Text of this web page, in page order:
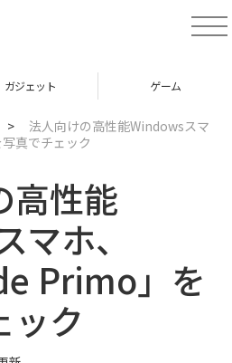
t
o
ガジェット ゲーム
>
法人向けの高性能Windowsスマ
真でチェック
高性能
ホ、
Primo」を
ック